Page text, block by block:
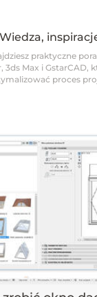
Wiedza,
praktyczne
3ds Max i
proces